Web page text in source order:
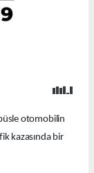
otomobilin
kazasında bir